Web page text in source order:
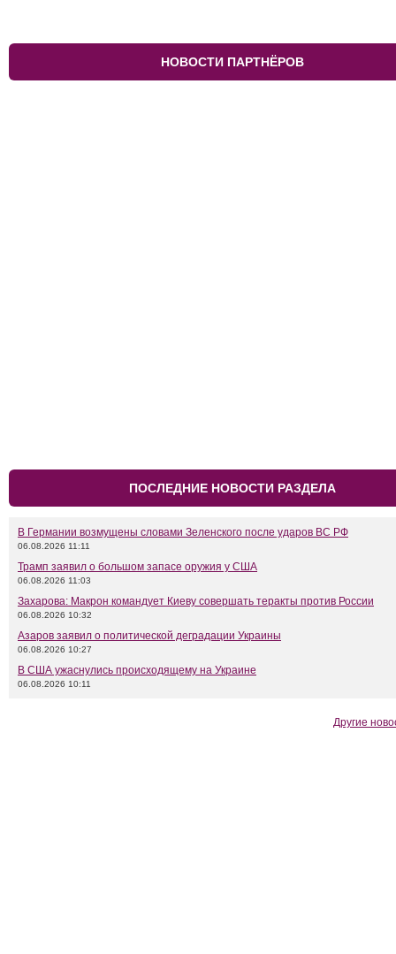
НОВОСТИ ПАРТНЁРОВ
ПОСЛЕДНИЕ НОВОСТИ РАЗДЕЛА
В Германии возмущены словами Зеленского после ударов ВС РФ
06.08.2026 11:11
Трамп заявил о большом запасе оружия у США
06.08.2026 11:03
Захарова: Макрон командует Киеву совершать теракты против России
06.08.2026 10:32
Азаров заявил о политической деградации Украины
06.08.2026 10:27
В США ужаснулись происходящему на Украине
06.08.2026 10:11
Другие